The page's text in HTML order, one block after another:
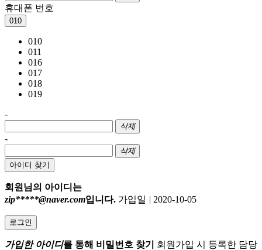
휴대폰 번호
010
010
011
016
017
018
019
-
삭제
-
삭제
아이디 찾기
회원님의 아이디는
zip*****@naver.com입니다. 가입일 | 2020-10-05
로그인
가입한 아이디를 통해 비밀번호 찾기
회원가입 시 등록한 담당